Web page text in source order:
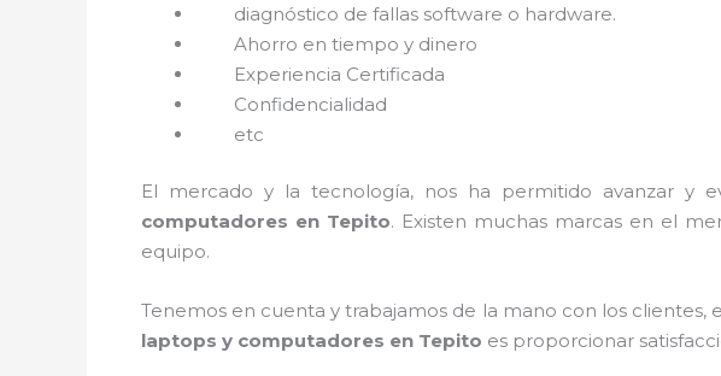
diagnóstico de fallas software o hardware.
Ahorro en tiempo y dinero
Experiencia Certificada
Confidencialidad
etc
El mercado y la tecnología, nos ha permitido avanzar y
computadores en Tepito. Existen muchas marcas en el
equipo.
Tenemos en cuenta y trabajamos de la mano con los
laptops y computadores en Tepito es proporcionar